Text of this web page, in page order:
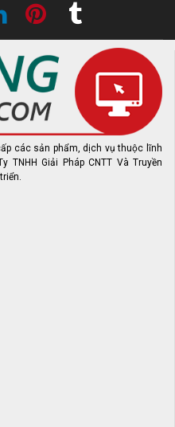
các sản phẩm, dịch vụ thuộc lĩnh
TNHH Giải Pháp CNTT Và Truyền